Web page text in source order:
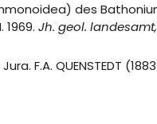
des
1969. Jh. geol.
F.A. QUENSTEDT